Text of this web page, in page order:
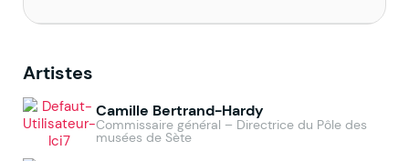
Artistes
Camille Bertrand-Hardy
Commissaire général – Directrice du Pôle des
musées de Sète